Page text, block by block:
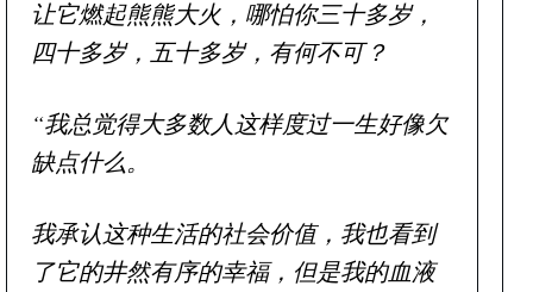
让它燃起熊熊大火，哪怕你三十多岁，
四十多岁，五十多岁，有何不可？
“我总觉得大多数人这样度过一生好像欠
缺点什么。
我承认这种生活的社会价值，我也看到
了它的井然有序的幸福，但是我的血液